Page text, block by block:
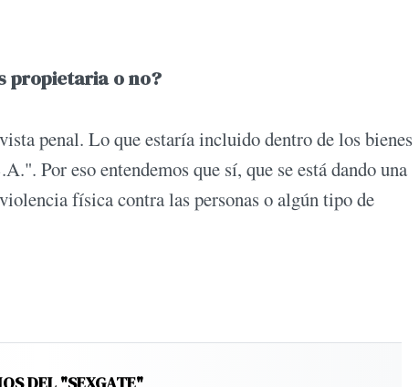
propietaria o no?
penal. Lo que estaría incluido dentro de los bienes
Por eso entendemos que sí, que se está dando una
física contra las personas o algún tipo de